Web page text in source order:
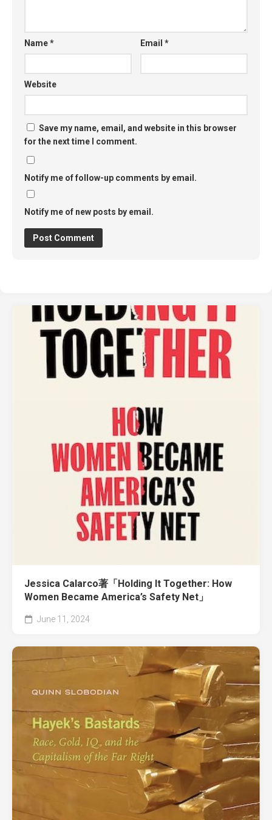
Name* Email*
Website
Save my name, email, and website in this browser
for the next time I comment.
Notify me of follow-up comments by email.
Notify me of new posts by email.
Jessica Calarco著「Holding It Together: How
Women Became America’s Safety Net」
June 11, 2024